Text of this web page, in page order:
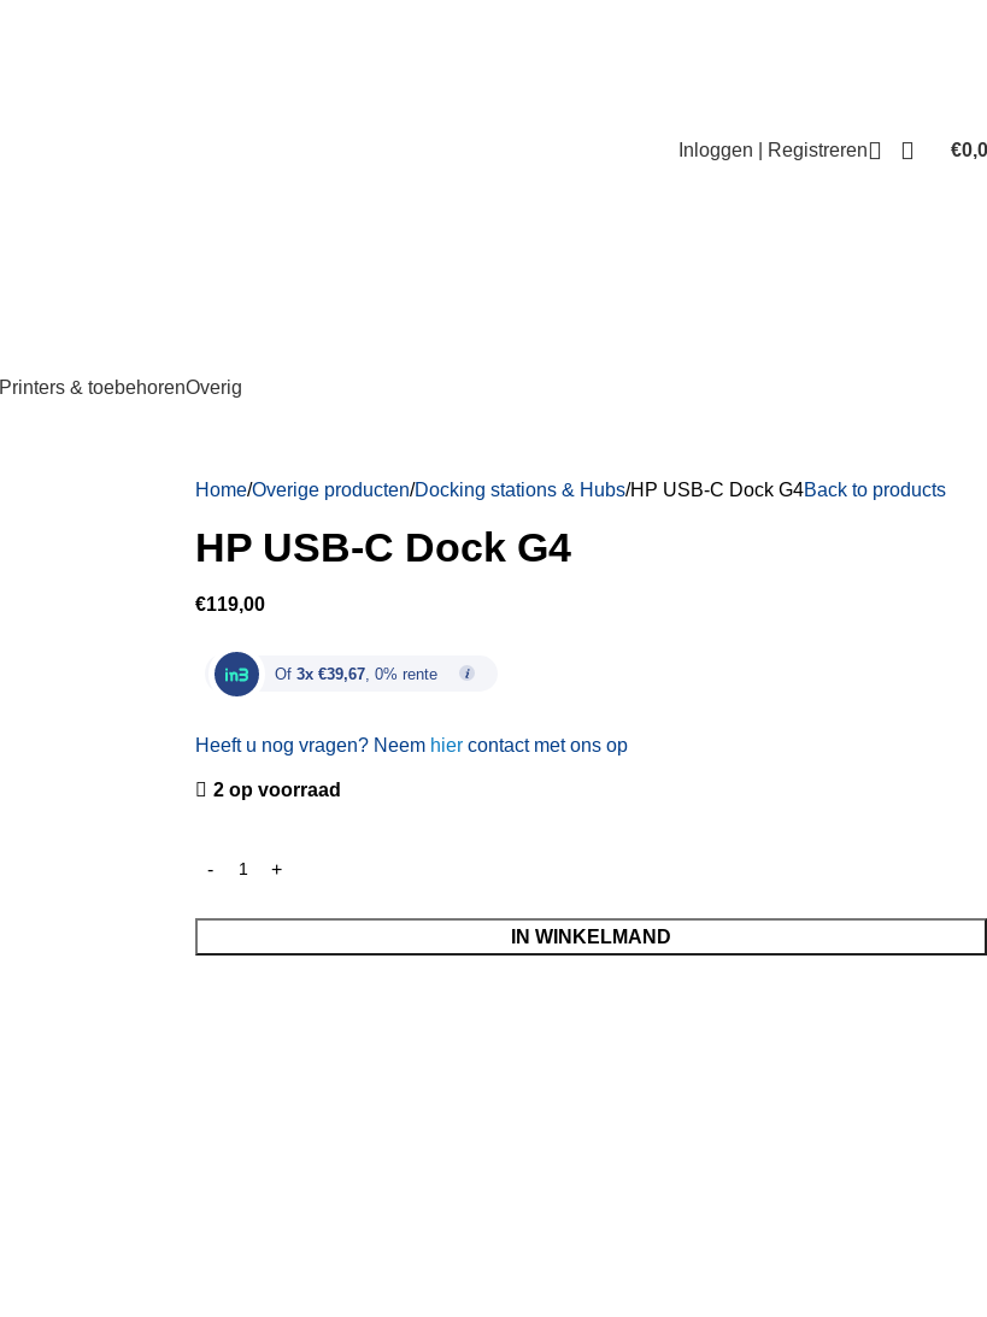
Inloggen | Registreren €
Printers & toebehorenOverig
Home Overige producten Docking stations & Hubs HP USB-C Dock G4Back to products
HP USB-C Dock G4
€119,00
Of 3x €39,67, 0% rente
Heeft u nog vragen? Neem hier contact met ons op
2 op voorraad
IN WINKELMAND